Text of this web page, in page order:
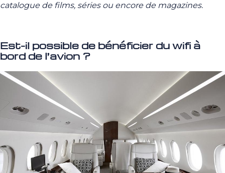
catalogue de films, séries ou encore de magazines.
Est-il possible de bénéficier du wifi à
bord de l’avion ?